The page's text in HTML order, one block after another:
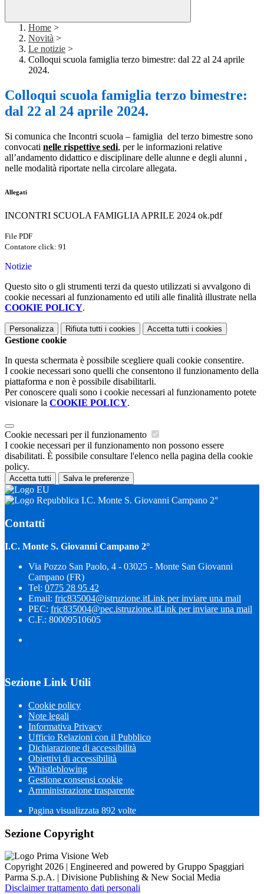
Home >
Novità >
Le notizie >
Colloqui scuola famiglia terzo bimestre: dal 22 al 24 aprile
2024.
Colloqui scuola famiglia terzo bimestre:
dal 22 al 24 aprile 2024.
Si comunica che Incontri scuola – famiglia del terzo bimestre sono
convocati nelle rispettive sedi, per le informazioni relative
all’andamento didattico e disciplinare delle alunne e degli alunni ,
nelle modalità riportate nella circolare allegata.
Allegati
INCONTRI SCUOLA FAMIGLIA APRILE 2024 ok.pdf
File PDF
Contatore click: 91
Notizie
Questo sito o gli strumenti terzi da questo utilizzati si avvalgono di
cookie necessari al funzionamento ed utili alle finalità illustrate nella
COOKIE POLICY.
Personalizza Rifiuta tutti i cookies Accetta tutti i cookies
Gestione cookie
In questa schermata è possibile scegliere quali cookie consentire.
I cookie necessari sono quelli che consentono il funzionamento della
piattaforma e non è possibile disabilitarli.
Per conoscere quali sono i cookie necessari al funzionamento potete
visionare la COOKIE POLICY.
Cookie necessari per il funzionamento
I cookie necessari per il funzionamento non possono essere
disabilitati. È possibile consultare l'elenco nella pagina della cookie
policy.
Accetta tutti Salva le preferenze
I.C. Monte S. Giovanni Campano 2°
Contatti
I.C. Monte S. Giovanni Campano 2°
Via Pozzo San Paolo, 4 - 03025 - Monte San Giovanni
Campano (FR)
Tel: 0775 28 95 42
Email: fric835004@istruzione.itLink per inviare una mail
PEC: fric835004@pec.istruzione.itLink per inviare una mail
C.F.: 80009510605
Sezione Link Utili
Cookie policy
Note legali
Informativa Privacy
Ufficio Relazioni con il Pubblico
Dichiarazione di accessibilità
Obiettivi di accessibilità
Whistleblowing
Gestione consensi cookie
Amministrazione trasparente
Pagina visualizzata 892 volte
Sezione Copyright
Copyright 2026 | Engineered and powered by Gruppo Spaggiari
Parma S.p.A. | Divisione Publishing & New Social Media
Disclaimer trattamento dati personali